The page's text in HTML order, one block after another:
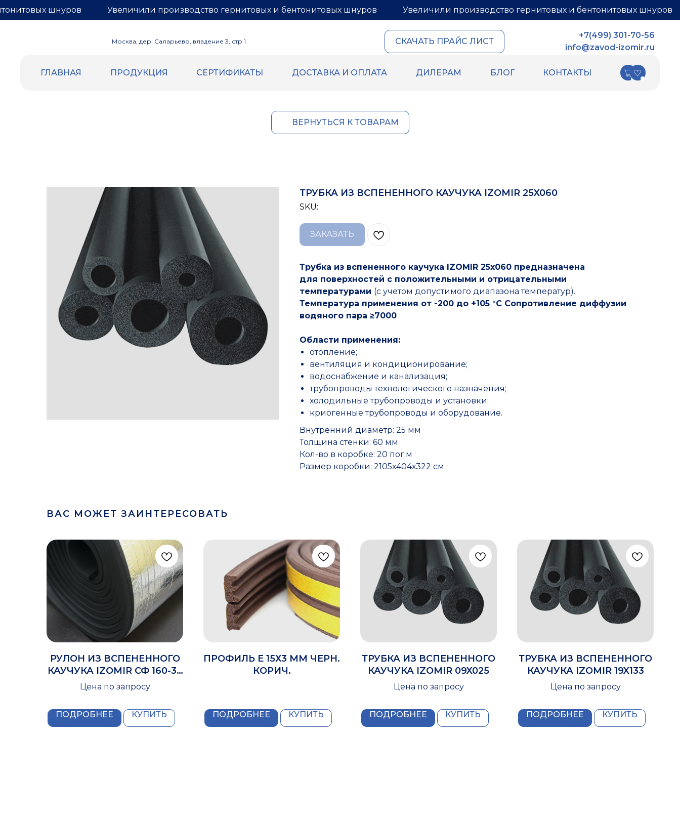
Увеличили производство гернитовых и бентонитовых шнуров
шнуров Увеличили производство гернитовых и бентонитовых шнуров
Москва, дер. Саларьево, владение 3, стр 1 СКАЧАТЬ ПРАЙС ЛИСТ
+7(499) 301-70-56
info@zavod-izomir.ru
ГЛАВНАЯ ПРОДУКЦИЯ СЕРТИФИКАТЫ ДОСТАВКА И ОПЛАТА ДИЛЕРАМ БЛОГ КОНТАКТЫ
ВЕРНУТЬСЯ К ТОВАРАМ
ТРУБКА ИЗ ВСПЕНЕННОГО КАУЧУКА IZOMIR 25X060
SKU:
ЗАКАЗАТЬ
Трубка из вспененного каучука IZOMIR 25x060 предназначена
для поверхностей с положительными и отрицательными
температурами (с учетом допустимого диапазона температур).
Температура применения от -200 до +105 °С Сопротивление диффузии
водяного пара ≥7000
Области применения:
отопление;
вентиляция и кондиционирование;
водоснабжение и канализация;
трубопроводы технологического назначения;
холодильные трубопроводы и установки;
криогенные трубопроводы и оборудование.
Внутренний диаметр: 25 мм
Толщина стенки: 60 мм
Кол-во в коробке: 20 пог.м
Размер коробки: 2105х404х322 см
ВАС МОЖЕТ ЗАИНТЕРЕСОВАТЬ
РУЛОН ИЗ ВСПЕНЕННОГО
КАУЧУКА IZOMIR СФ 160-35
50X1000
Цена по запросу
ПОДРОБНЕЕ КУПИТЬ
ПРОФИЛЬ Е 15Х3 ММ ЧЕРН.
КОРИЧ.
ПОДРОБНЕЕ КУПИТЬ
ТРУБКА ИЗ ВСПЕНЕННОГО
КАУЧУКА IZOMIR 09X025
Цена по запросу
ПОДРОБНЕЕ КУПИТЬ
ТРУБКА ИЗ ВСПЕНЕННОГО
КАУЧУКА IZOMIR 19X133
Цена по запросу
ПОДРОБНЕЕ КУПИТЬ
Отражающая изоляция (Фольга |
Подложка под теплый пол (Лавсан |
Упаковочные материалы
Мастика для межпанельных швов
Герметик «тёплый шов» для
деревянного дома
Korall
Уплотнительный шнур HOT ROD XL